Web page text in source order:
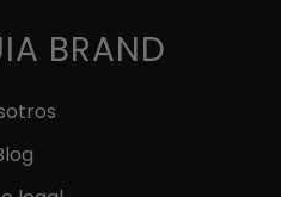
19,90 €.múltiples
variantes.
BRAND